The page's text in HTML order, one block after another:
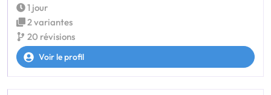
1 jour
2 variantes
20 révisions
Voir le profil